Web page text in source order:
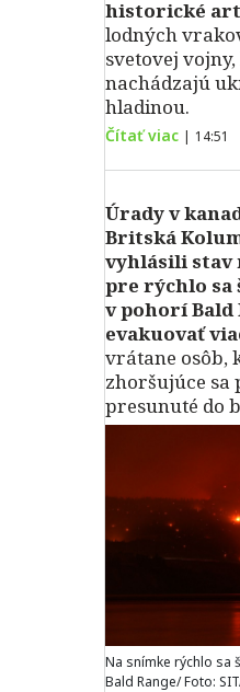
historické
lodných
svetovej
nachádzajú
hladinou.
Čítať viac | 14:51
Úrady v
Britská
vyhlásili stav
pre rýchlo sa
v pohorí Bald
evakuovať
vrátane osôb,
zhoršujúce sa
presunuté do
Na snímke rýchlo sa
Bald Range/ Foto: